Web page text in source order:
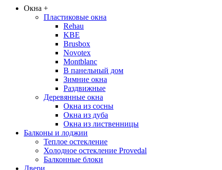
Окна +
Пластиковые окна
Rehau
KBE
Brusbox
Novotex
Montblanc
В панельный дом
Зимние окна
Раздвижные
Деревянные окна
Окна из сосны
Окна из дуба
Окна из лиственницы
Балконы и лоджии
Теплое остекление
Холодное остекление Provedal
Балконные блоки
Двери